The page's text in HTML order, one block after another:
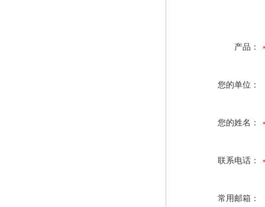
产品：
您的单位：
您的姓名：
联系电话：
常用邮箱：